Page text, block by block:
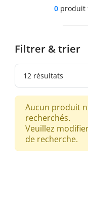
Filtrer & trier
0produit
Aucun produit
recherchés.
Veuillez
de recherche.